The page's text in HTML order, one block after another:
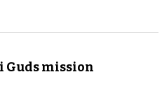
Guds mission